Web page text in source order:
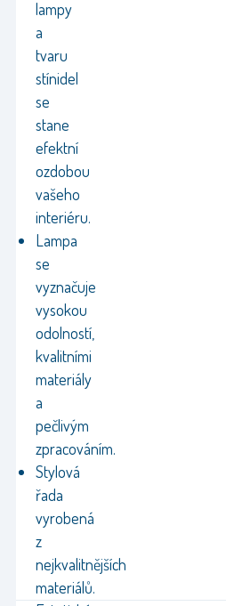
lampy
a
tvaru
stínidel
se
stane
efektní
ozdobou
vašeho
interiéru.
Lampa
se
vyznačuje
vysokou
odolností,
kvalitními
materiály
a
pečlivým
zpracováním.
Stylová
řada
vyrobená
z
nejkvalitnějších
materiálů.